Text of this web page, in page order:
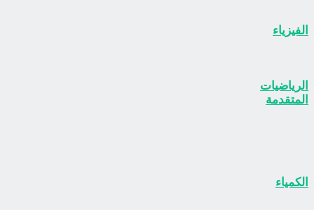
الفيزياء
الرياضيات
المتقدمة
الكمياء